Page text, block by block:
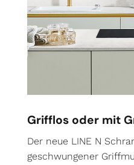
Grifflos oder mit
Der neue LINE N
geschwungener